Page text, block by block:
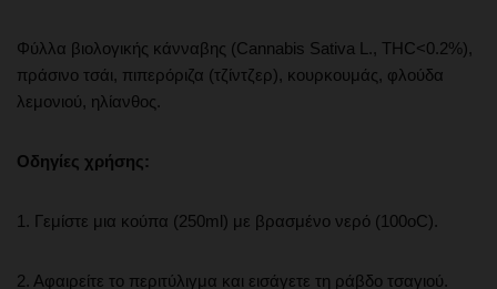
Φύλλα βιολογικής κάνναβης (Cannabis Sativa L., THC<0.2%),
πράσινο τσάι, πιπερόριζα (τζίντζερ), κουρκουμάς, φλούδα
λεμονιού, ηλίανθος.
Οδηγίες χρήσης:
1. Γεμίστε μια κούπα (250ml) με βρασμένο νερό (100oC).
2. Αφαιρείτε το περιτύλιγμα και εισάγετε τη ράβδο τσαγιού.